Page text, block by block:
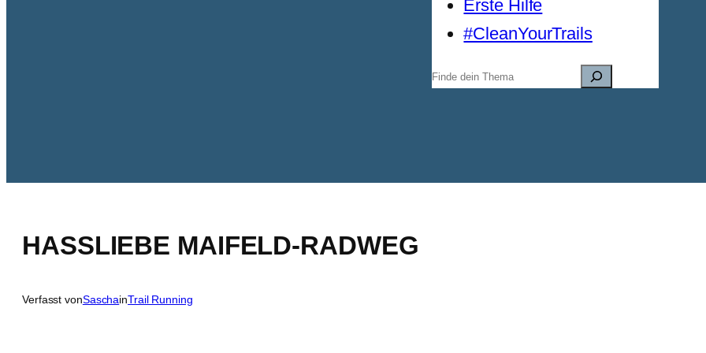
Erste Hilfe
#CleanYourTrails
Suchen
HASSLIEBE MAIFELD-RADWEG
Verfasst vonSaschainTrail Running